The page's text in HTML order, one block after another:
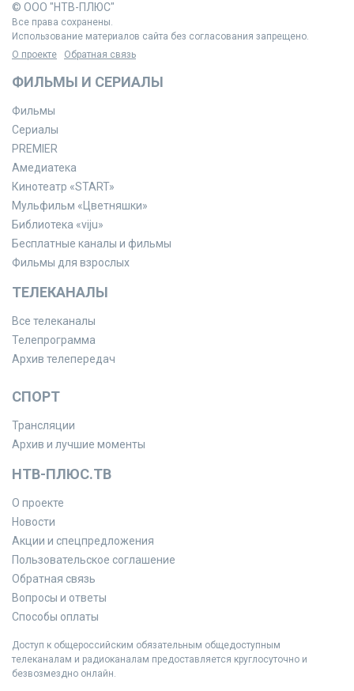
© ООО "НТВ-ПЛЮС"
Все права сохранены.
Использование материалов сайта без согласования запрещено.
О проекте
Обратная связь
ФИЛЬМЫ И СЕРИАЛЫ
Фильмы
Сериалы
PREMIER
Амедиатека
Кинотеатр «START»
Мульфильм «Цветняшки»
Библиотека «viju»
Бесплатные каналы и фильмы
Фильмы для взрослых
ТЕЛЕКАНАЛЫ
Все телеканалы
Телепрограмма
Архив телепередач
СПОРТ
Трансляции
Архив и лучшие моменты
НТВ-ПЛЮС.ТВ
О проекте
Новости
Акции и спецпредложения
Пользовательское соглашение
Обратная связь
Вопросы и ответы
Способы оплаты
Доступ к общероссийским обязательным общедоступным
телеканалам и радиоканалам предоставляется круглосуточно и
безвозмездно онлайн.